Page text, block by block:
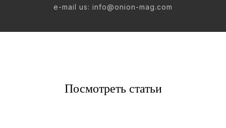
e-mail us: info@onion-mag.com
Посмотреть статьи